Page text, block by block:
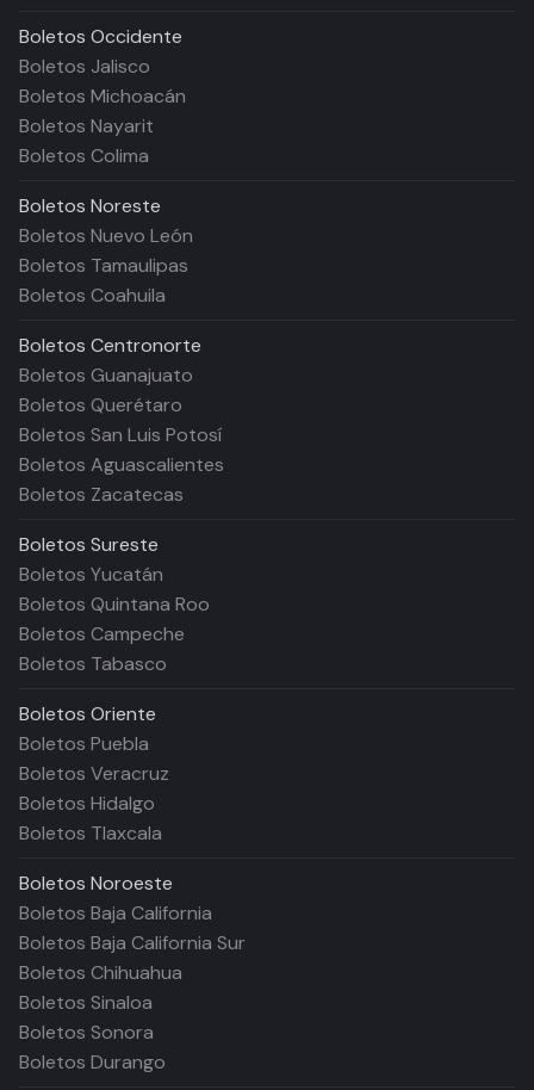
Boletos Occidente
Boletos Jalisco
Boletos Michoacán
Boletos Nayarit
Boletos Colima
Boletos Noreste
Boletos Nuevo León
Boletos Tamaulipas
Boletos Coahuila
Boletos Centronorte
Boletos Guanajuato
Boletos Querétaro
Boletos San Luis Potosí
Boletos Aguascalientes
Boletos Zacatecas
Boletos Sureste
Boletos Yucatán
Boletos Quintana Roo
Boletos Campeche
Boletos Tabasco
Boletos Oriente
Boletos Puebla
Boletos Veracruz
Boletos Hidalgo
Boletos Tlaxcala
Boletos Noroeste
Boletos Baja California
Boletos Baja California Sur
Boletos Chihuahua
Boletos Sinaloa
Boletos Sonora
Boletos Durango